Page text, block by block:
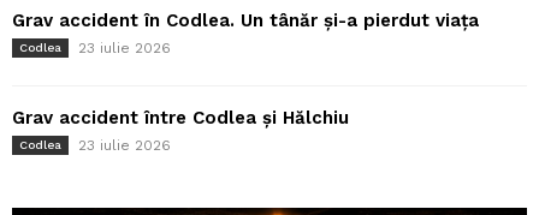
Grav accident în Codlea. Un tânăr și-a pierdut viața
Codlea 23 iulie 2026
Grav accident între Codlea și Hălchiu
Codlea 23 iulie 2026